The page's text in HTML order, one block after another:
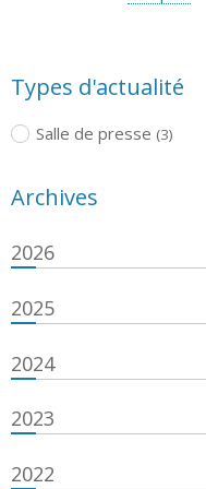
Types d'actualité
Salle de presse (3)
Archives
2026
2025
2024
2023
2022